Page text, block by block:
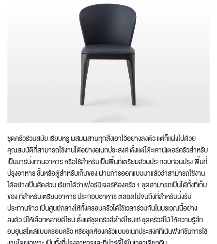
ชุดครัวร่วมสมัย เรียบหรู ผสมผสานทุกสิ่งเอาไว้อย่างลงตัว แต่ก็แฝงไปด้วย
คุณสมบัติที่สามารถใช้งานได้อย่างอเนกประสงค์ ตั้งแต่โต๊ะเคาน์เตอร์ครัวสำหรับ
เป็นบาร์นั่งทานอาหาร หรือใช้สำหรับเป็นพื้นที่เตรียมส่วนประกอบก่อนปรุง พื้นที่
ปรุงอาหาร ชั้นหรือตู้สำหรับเก็บของ ผ่านการออกแบบมาแล้วว่าสามารถใช้งาน
ได้อย่างเป็นสัดส่วน เรียกได้ว่าเฟอร์นิเจอร์ห้องครัว1 ชุดสามารถเป็นได้ทั้งที่เก็บ
ของ ที่สำหรับเตรียมอาหาร ประกอบอาหาร ตลอดไปจนถึงที่สำหรับนั่งรับ
ประทานข้าว เป็นศูนย์กลางให้ทั้งครอบครัวได้ใช้เวลาร่วมกันในบริเวณนี้อย่าง
ลงตัว มีให้เลือกหลายดีไซน์ ตั้งแต่ชุดครัวสีดำดีไซน์เท่ชุดครัวสีไม้ ให้ความรู้สึก
อบอุ่นสไตล์แบบครอบครัว หรือชุดห้องครัวแบบอเนกประสงค์ที่เน้นฟังก์ชันการใช้